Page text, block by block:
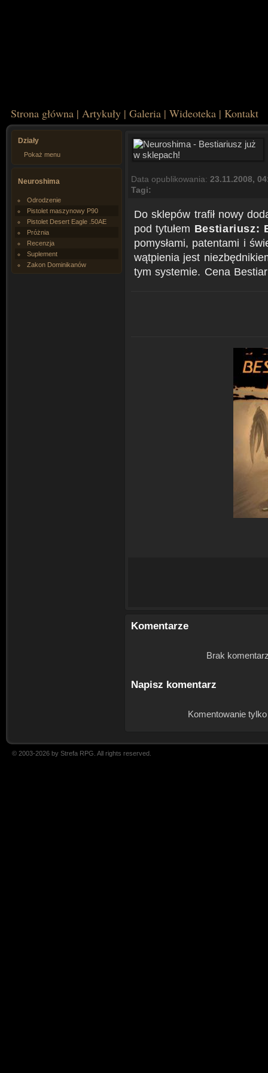
Strona główna | Artykuły | Galeria | Wideoteka | Kontakt
Działy
Pokaż menu
Neuroshima
Odrodzenie
Pistolet maszynowy P90
Pistolet Desert Eagle .50AE
Próżnia
Recenzja
Suplement
Zakon Dominikanów
Data opublikowania: 23.11.2008,
Tagi:
Do sklepów trafił nowy
pod tytułem Bestiariusz:
pomysłami, patentami i
wątpienia jest
tym systemie. Cena
Komentarze
Brak
Napisz komentarz
Komentowanie
© 2003-2026 by Strefa RPG. All rights reserved.